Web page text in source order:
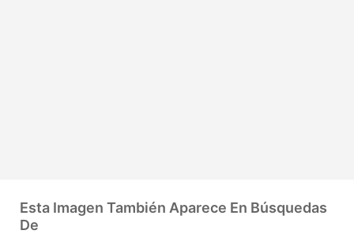
Esta Imagen También Aparece En Búsquedas
De